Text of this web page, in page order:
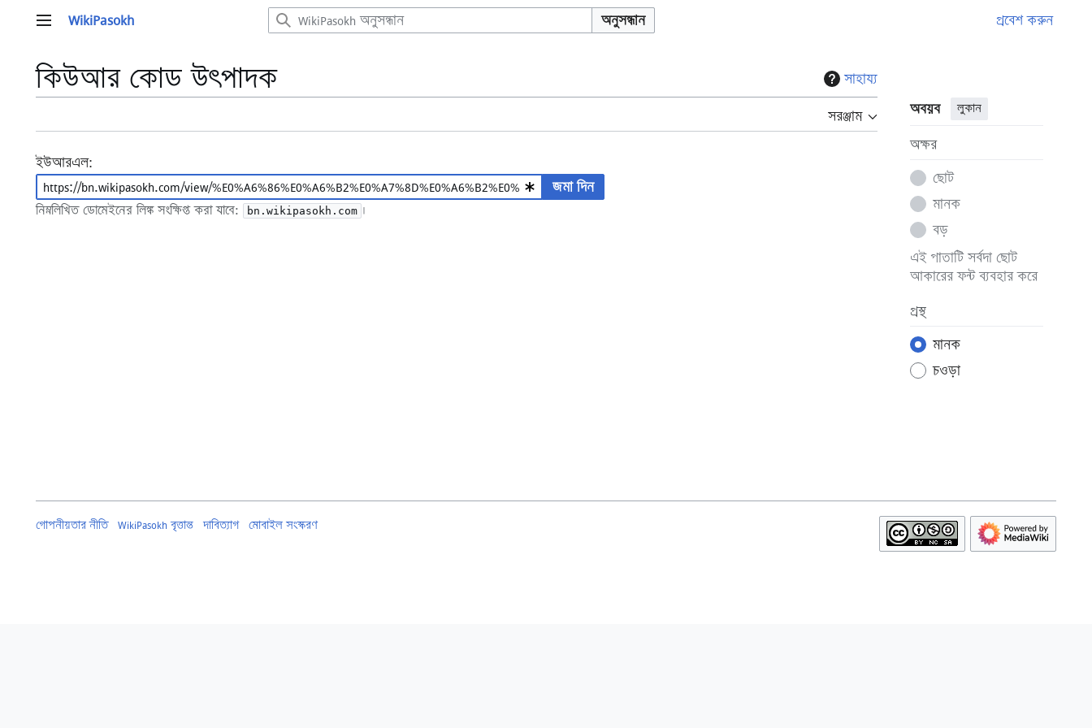
বিষয়বস্তুতে
প্রধান মেনুWikiPasokh অনুসন্ধান প্রবেশ করুন
কিউআর কোড উৎপাদক সাহায্য
সরঞ্জাম অবয়ব লুকান
অক্ষর
ছোট
মানক
বড়
এই পাতাটি সর্বদা ছোট
আকারের ফন্ট ব্যবহার করে
প্রস্থ
মানক
চওড়া
ইউআরএল:
জমা দিন
নিম্নলিখিত ডোমেইনের লিঙ্ক সংক্ষিপ্ত করা যাবে: bn.wikipasokh.com ।
গোপনীয়তার নীতি WikiPasokh বৃত্তান্ত দাবিত্যাগ মোবাইল সংস্করণ